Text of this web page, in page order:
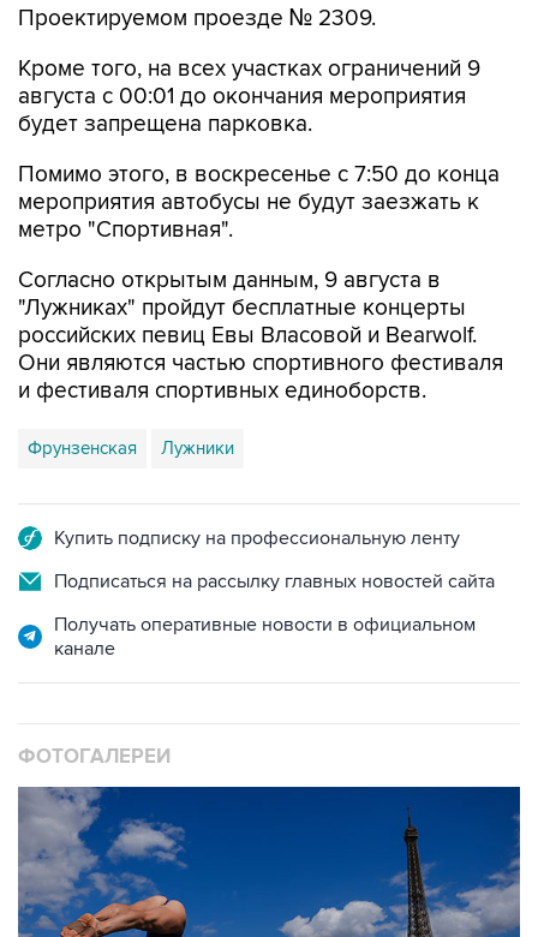
Проектируемом проезде № 2309.
Кроме того, на всех участках ограничений 9
августа с 00:01 до окончания мероприятия
будет запрещена парковка.
Помимо этого, в воскресенье с 7:50 до конца
мероприятия автобусы не будут заезжать к
метро "Спортивная".
Согласно открытым данным, 9 августа в
"Лужниках" пройдут бесплатные концерты
российских певиц Евы Власовой и Bearwolf.
Они являются частью спортивного фестиваля
и фестиваля спортивных единоборств.
Фрунзенская Лужники
Купить подписку на профессиональную ленту
Подписаться на рассылку главных новостей сайта
Получать оперативные новости в официальном
канале
ФОТОГАЛЕРЕИ